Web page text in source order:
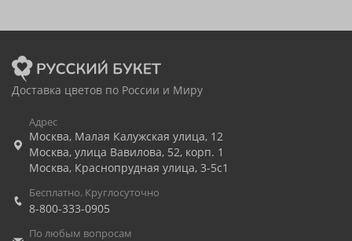
Доставка цветов по России и Миру
Адрес
Москва, Малая Калужская улица, 12
Москва, улица Вавилова, 52, корп. 1
Москва, Краснопрудная улица, 3-5с1
Бесплатно. Круглосуточно
8-800-333-0905
По любым вопросам